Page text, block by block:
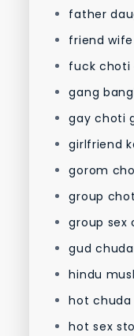
father
friend
fuck choti
gang
gay choti
girlfriend
gorom
group
group sex
gud
hindu
hot chuda
hot sex